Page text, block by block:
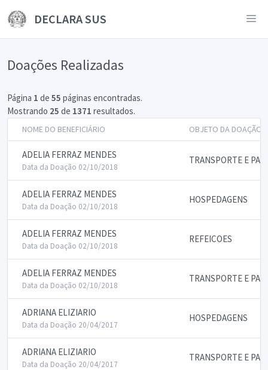
DECLARA SUS
Doações Realizadas
Página 1 de 55 páginas encontradas.
Mostrando 25 de 1371 resultados.
NOME DO BENEFICIÁRIO OBJETO DA DOAÇÃO
ADELIA FERRAZ MENDES
Data da Doação 02/10/2018
TRANSPORTE E
ADELIA FERRAZ MENDES
Data da Doação 02/10/2018
HOSPEDAGENS
ADELIA FERRAZ MENDES
Data da Doação 02/10/2018
REFEICOES
ADELIA FERRAZ MENDES
Data da Doação 02/10/2018
TRANSPORTE E
ADRIANA ELIZIARIO
Data da Doação 20/04/2017
HOSPEDAGENS
ADRIANA ELIZIARIO
Data da Doação 20/04/2017
TRANSPORTE E